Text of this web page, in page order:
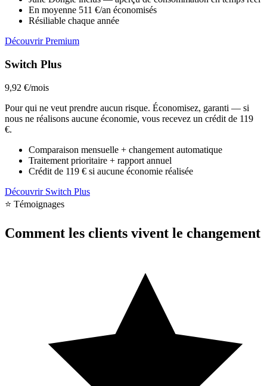
En moyenne 511 €/an économisés
Résiliable chaque année
Découvrir Premium
Switch Plus
9,92 €/mois
Pour qui ne veut prendre aucun risque. Économisez, garanti — si
nous ne réalisons aucune économie, vous recevez un crédit de 119
€.
Comparaison mensuelle + changement automatique
Traitement prioritaire + rapport annuel
Crédit de 119 € si aucune économie réalisée
Découvrir Switch Plus
⭐ Témoignages
Comment les clients vivent le changement